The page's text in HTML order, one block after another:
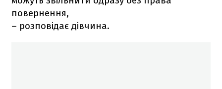
повернення,
– розповідає дівчина.